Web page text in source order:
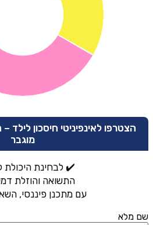
הצטרפו לאינפיניטי חיסכון לילד
מוגבר
✔️ לבחינת היכולת
התשואה והוזלת
עם מתכנן פיננסי,
שם מלא